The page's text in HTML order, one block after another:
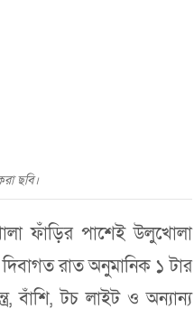
ছবি।
ফাঁড়ির পাশেই উলুখোলা
রাত অনুমানিক ১ টার
বাঁশি, টচ লাইট ও অন্যান্য